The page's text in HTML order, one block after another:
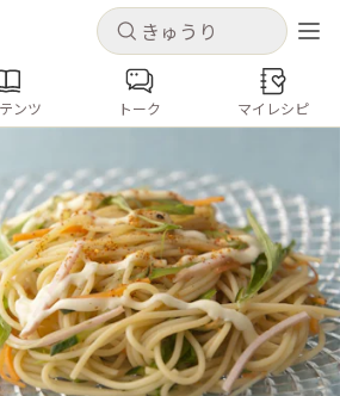
キャンセル
するとレシピを保存できます
新規登録
キャンセル
コンテンツ
ピ
す トマト
とうもろこし
ょうが ゴーヤ
ンツ トーク マイレシピ